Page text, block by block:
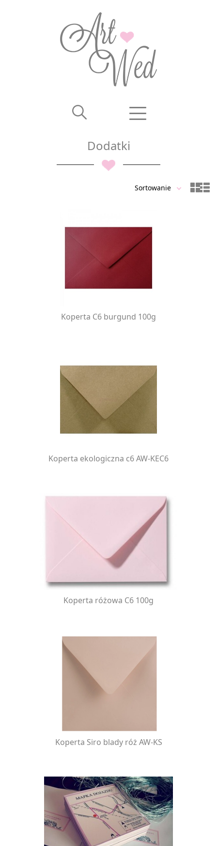
Dodatki
Sortowanie
Koperta C6 burgund 100g
Koperta ekologiczna c6 AW-KEC6
Koperta różowa C6 100g
Koperta Siro blady róż AW-KS